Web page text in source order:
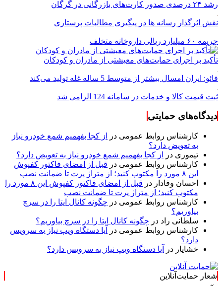
رشد ۲۴ درصدی صدور کارت‌های بازرگانی در گرگان
نقش اثرگذار رسانه ها در پیگیری مطالبات پرستاری
جریمه ۶۰ میلیارد ریالی داروخانه متخلف
تأکید بر اجرای حمایت‌های معیشتی از مادران و کودکان
فائو: ایران امسال بیشتر از متوسط 5 ساله غله تولید می‌کند
ثبت قیمت کالا و خدمات در سامانه 124 الزامی شد
دیدگاه‌های حمایتی
کارشناس روابط عمومی در
از کجا بفهمیم شمع خودرو نیاز
به تعویض دارد؟
تیموری در
از کجا بفهمیم شمع خودرو نیاز به تعویض دارد؟
کارشناس روابط عمومی در قبل از امضای فاکتور کفپوش
این ۸ مورد را مکتوب کنید؛ از متراژ پرت تا ضمانت نصب
احسان وفادار در
قبل از امضای فاکتور کفپوش این ۸ مورد را
مکتوب کنید؛ از متراژ پرت تا ضمانت نصب
کارشناس روابط عمومی در چگونه کانال ایتا را در سرچ
بیاوریم؟
سلطانی راد در چگونه کانال ایتا را در سرچ بیاوریم؟
کارشناس روابط عمومی در
آیا دستگاه ویپ نیاز به سرویس
دارد؟
خشایار در آیا دستگاه ویپ نیاز به سرویس دارد؟
شعار حمایت‌آنلاین